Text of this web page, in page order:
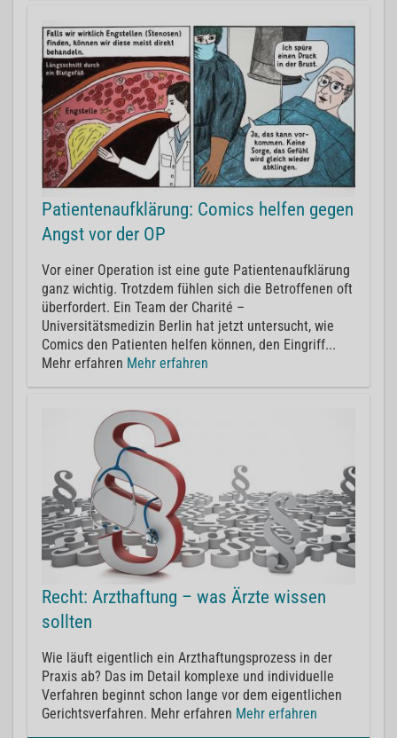
Patientenaufklärung: Comics helfen gegen
Angst vor der OP
Vor einer Operation ist eine gute Patientenaufklärung
ganz wichtig. Trotzdem fühlen sich die Betroffenen oft
überfordert. Ein Team der Charité –
Universitätsmedizin Berlin hat jetzt untersucht, wie
Comics den Patienten helfen können, den Eingriff...
Mehr erfahren Mehr erfahren
Recht: Arzthaftung – was Ärzte wissen
sollten
Wie läuft eigentlich ein Arzthaftungsprozess in der
Praxis ab? Das im Detail komplexe und individuelle
Verfahren beginnt schon lange vor dem eigentlichen
Gerichtsverfahren. Mehr erfahren Mehr erfahren